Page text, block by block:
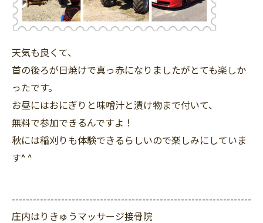
天気も良くて、
首の後ろが日焼けで真っ赤になりましたがとても楽しか
ったです。
お昼にはおにぎりと味噌汁と漬け物まで付いて、
無料で参加できるんですよ！
秋には稲刈りも体験できるらしいので楽しみにしていま
す^ ^
--------------------------------------------------------------------
庄内はりきゅうマッサージ接骨院